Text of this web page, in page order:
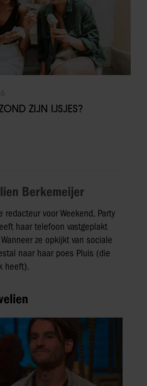
ZIJN IJSJES?
Berkemeijer
redacteur voor Weekend, Party
haar telefoon vastgeplakt
ze opkijkt van sociale
naar haar poes Pluis (die
heeft).